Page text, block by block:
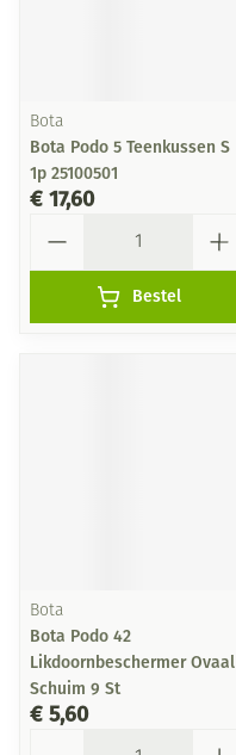
Bota
Bota Podo 5 Teenkussen S
1p 25100501
€ 17,60
Bestel
Bota
Bota Podo 42
Likdoornbeschermer Ovaal
Schuim 9 St
€ 5,60